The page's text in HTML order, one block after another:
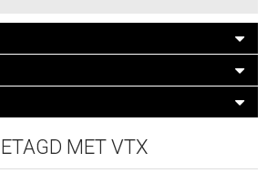
MET VTX